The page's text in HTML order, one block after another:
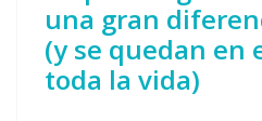
una gran
(y se quedan en
toda la vida)